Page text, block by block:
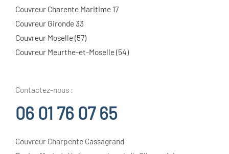
Couvreur Charente Maritime 17
Couvreur Gironde 33
Couvreur Moselle (57)
Couvreur Meurthe-et-Moselle (54)
Contactez-nous :
06 01 76 07 65
Couvreur Charpente Cassagrand